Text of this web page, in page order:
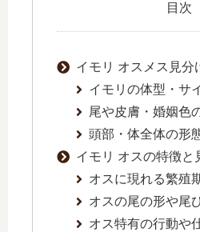
目次
イモリ オスメス見分
イモリの体型・サ
尾や皮膚・婚姻色
頭部・体全体の形
イモリ オスの特徴と
オスに現れる繁殖
オスの尾の形や尾
オス特有の行動や